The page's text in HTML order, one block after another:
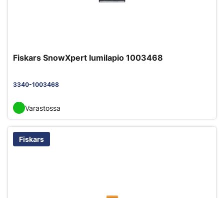
Fiskars SnowXpert lumilapio 1003468
3340-1003468
Varastossa
Fiskars